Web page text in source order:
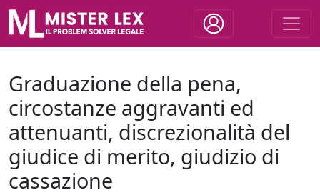
Graduazione della pena,
circostanze aggravanti ed
attenuanti, discrezionalità del
giudice di merito, giudizio di
cassazione